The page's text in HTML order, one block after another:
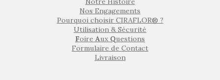
Nos Engagements
Pourquoi choisir CIRAFLOR® ?
Utilisation & Sécurité
Foire Aux Questions
Formulaire de Contact
Livraison